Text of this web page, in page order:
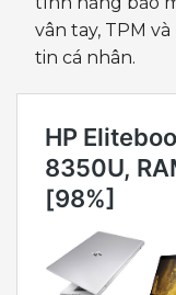
vân tay, TPM
tin cá nhân.